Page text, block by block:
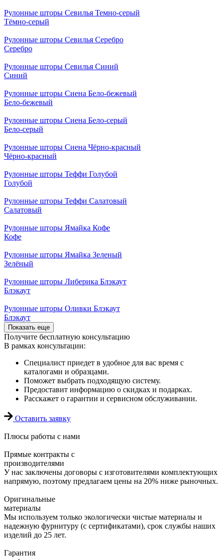
Рулонные шторы Севилья Темно-серый
Тёмно-серый
Рулонные шторы Севилья Серебро
Серебро
Рулонные шторы Севилья Синий
Синий
Рулонные шторы Сиена Бело-бежевый
Бело-бежевый
Рулонные шторы Сиена Бело-серый
Бело-серый
Рулонные шторы Сиена Чёрно-красный
Чёрно-красный
Рулонные шторы Теффи Голубой
Голубой
Рулонные шторы Теффи Салатовый
Салатовый
Рулонные шторы Ямайка Кофе
Кофе
Рулонные шторы Ямайка Зеленый
Зелёный
Рулонные шторы Либерика Блэкаут
Блэкаут
Рулонные шторы Оливки Блэкаут
Блэкаут
Показать еще
Получите бесплатную консультацию
В рамках консультации:
Специалист приедет в удобное для вас время с
каталогами и образцами.
Поможет выбрать подходящую систему.
Предоставит информацию о скидках и подарках.
Расскажет о гарантии и сервисном обслуживании.
Оставить заявку
Плюсы работы с нами
Прямые контракты с
производителями
У нас заключены договоры с изготовителями комплектующих
напрямую, поэтому предлагаем цены на 20% ниже рыночных.
Оригинальные
материалы
Мы используем только экологически чистые материалы и
надежную фурнитуру (с сертификатами), срок службы наших
изделий до 25 лет.
Гарантия